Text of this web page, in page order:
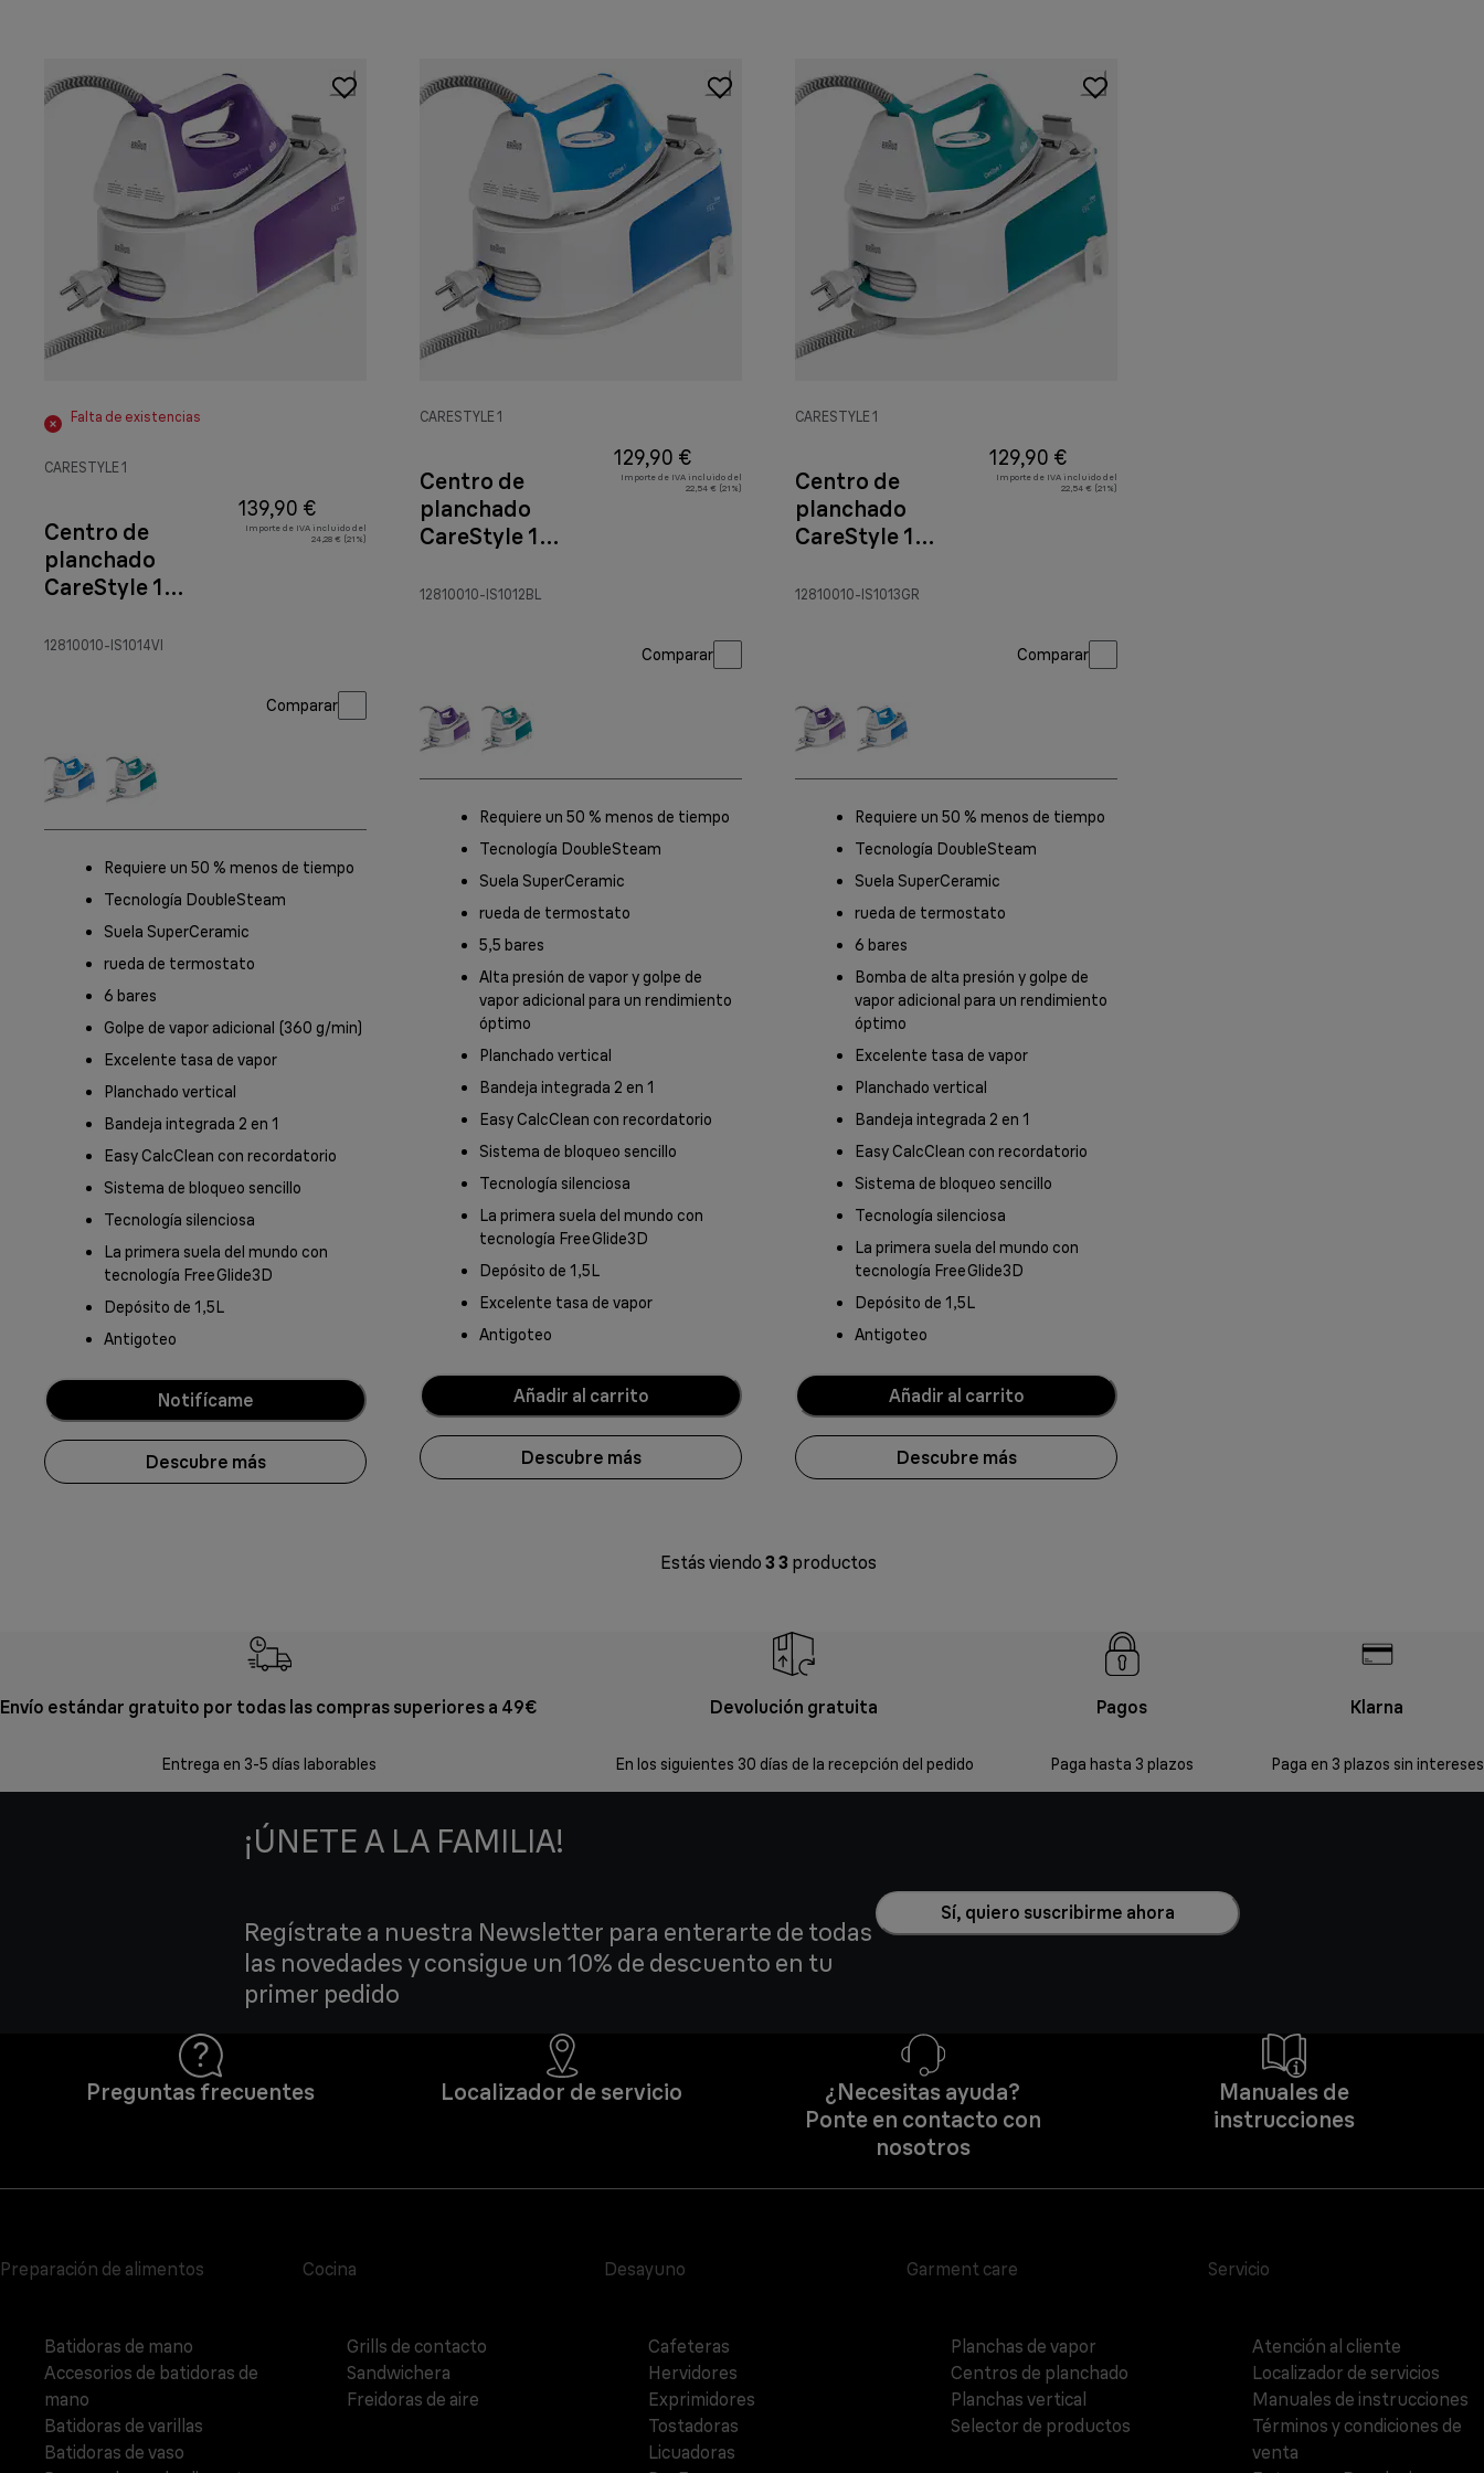
Falta de existencias
CARESTYLE 1
Centro de
planchado
CareStyle 1
12810010-IS1014VI
139,90 €
Importe de IVA incluido del
24,28 € (21%)
Comparar
Requiere un 50 % menos de tiempo
Tecnología DoubleSteam
Suela SuperCeramic
rueda de termostato
6 bares
Golpe de vapor adicional (360 g/min)
Excelente tasa de vapor
Planchado vertical
Bandeja integrada 2 en 1
Easy CalcClean con recordatorio
Sistema de bloqueo sencillo
Tecnología silenciosa
La primera suela del mundo con
tecnología FreeGlide3D
Depósito de 1,5L
Antigoteo
Notifícame
Descubre más
CARESTYLE 1
Centro de
planchado
CareStyle 1
12810010-IS1012BL
129,90 €
Importe de IVA incluido del
22,54 € (21%)
Comparar
Requiere un 50 % menos de tiempo
Tecnología DoubleSteam
Suela SuperCeramic
rueda de termostato
5,5 bares
Alta presión de vapor y golpe de
vapor adicional para un rendimiento
óptimo
Planchado vertical
Bandeja integrada 2 en 1
Easy CalcClean con recordatorio
Sistema de bloqueo sencillo
Tecnología silenciosa
La primera suela del mundo con
tecnología FreeGlide3D
Depósito de 1,5L
Excelente tasa de vapor
Antigoteo
Añadir al carrito
Descubre más
CARESTYLE 1
Centro de
planchado
CareStyle 1
12810010-IS1013GR
129,90 €
Importe de IVA incluido del
22,54 € (21%)
Comparar
Requiere un 50 % menos de tiempo
Tecnología DoubleSteam
Suela SuperCeramic
rueda de termostato
6 bares
Bomba de alta presión y golpe de
vapor adicional para un rendimiento
óptimo
Excelente tasa de vapor
Planchado vertical
Bandeja integrada 2 en 1
Easy CalcClean con recordatorio
Sistema de bloqueo sencillo
Tecnología silenciosa
La primera suela del mundo con
tecnología FreeGlide3D
Depósito de 1,5L
Antigoteo
Añadir al carrito
Descubre más
Estás viendo 3 3 productos
Envío estándar gratuito por todas las compras superiores a 49€
Entrega en 3-5 días laborables
Devolución gratuita
En los siguientes 30 días de la recepción del pedido
Pagos
Paga hasta 3 plazos
Klarna
Paga en 3 plazos sin intereses
¡ÚNETE A LA FAMILIA!
Regístrate a nuestra Newsletter para enterarte de todas
las novedades y consigue un 10% de descuento en tu
primer pedido
Sí, quiero suscribirme ahora
Preguntas frecuentes Localizador de servicio
¿Necesitas ayuda?
Ponte en contacto con
nosotros
Manuales de
instrucciones
Preparación de alimentos
Batidoras de mano
Accesorios de batidoras de
mano
Batidoras de varillas
Batidoras de vaso
Cocina
Grills de contacto
Sandwichera
Freidoras de aire
Desayuno
Cafeteras
Hervidores
Exprimidores
Tostadoras
Licuadoras
Garment care
Planchas de vapor
Centros de planchado
Planchas vertical
Selector de productos
Servicio
Atención al cliente
Localizador de servicios
Manuales de instrucciones
Términos y condiciones de
venta